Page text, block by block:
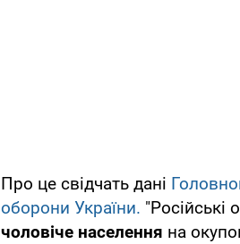
Про це свідчать дані
оборони України. "Російські
чоловіче населення на